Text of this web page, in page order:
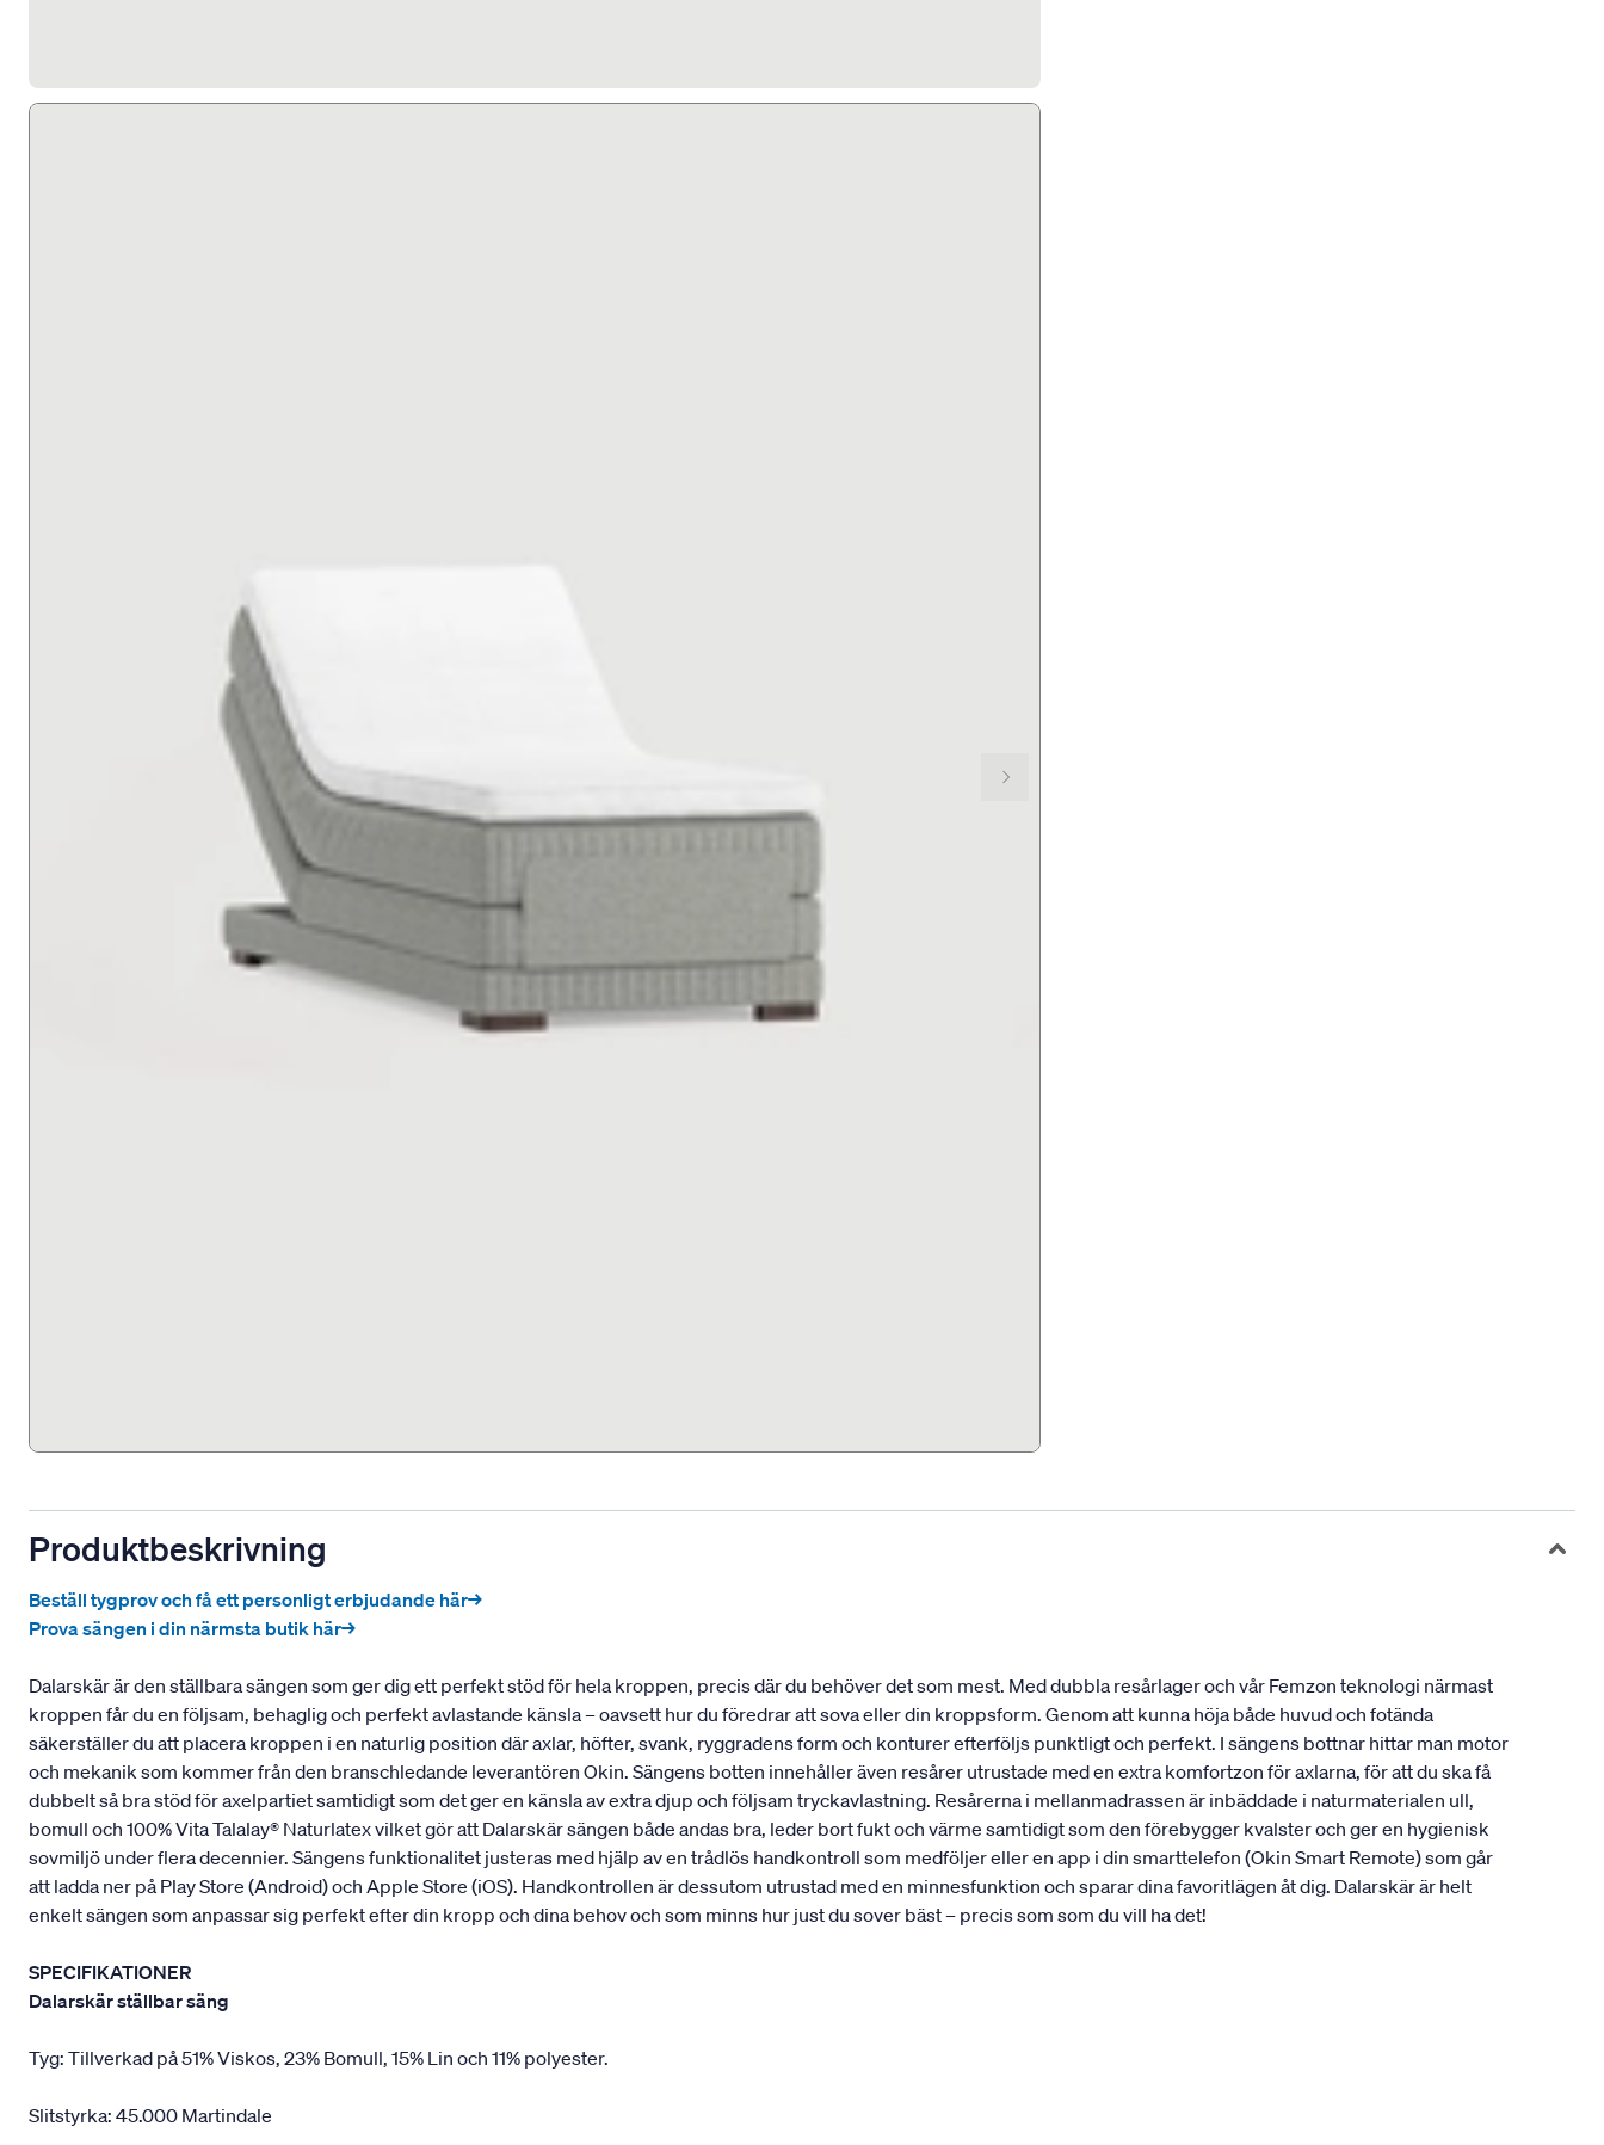
Produktbeskrivning
Beställ tygprov och få ett personligt erbjudande här→
Prova sängen i din närmsta butik här→
Dalarskär är den ställbara sängen som ger dig ett perfekt stöd för hela kroppen, precis där du behöver det som mest. Med dubbla resårlager och vår Femzon teknologi närmast
kroppen får du en följsam, behaglig och perfekt avlastande känsla – oavsett hur du föredrar att sova eller din kroppsform. Genom att kunna höja både huvud och fotända
säkerställer du att placera kroppen i en naturlig position där axlar, höfter, svank, ryggradens form och konturer efterföljs punktligt och perfekt. I sängens bottnar hittar man motor
och mekanik som kommer från den branschledande leverantören Okin. Sängens botten innehåller även resårer utrustade med en extra komfortzon för axlarna, för att du ska få
dubbelt så bra stöd för axelpartiet samtidigt som det ger en känsla av extra djup och följsam tryckavlastning. Resårerna i mellanmadrassen är inbäddade i naturmaterialen ull,
bomull och 100% Vita Talalay® Naturlatex vilket gör att Dalarskär sängen både andas bra, leder bort fukt och värme samtidigt som den förebygger kvalster och ger en hygienisk
sovmiljö under flera decennier. Sängens funktionalitet justeras med hjälp av en trådlös handkontroll som medföljer eller en app i din smarttelefon (Okin Smart Remote) som går
att ladda ner på Play Store (Android) och Apple Store (iOS). Handkontrollen är dessutom utrustad med en minnesfunktion och sparar dina favoritlägen åt dig. Dalarskär är helt
enkelt sängen som anpassar sig perfekt efter din kropp och dina behov och som minns hur just du sover bäst – precis som som du vill ha det!
SPECIFIKATIONER
Dalarskär ställbar säng
Tyg: Tillverkad på 51% Viskos, 23% Bomull, 15% Lin och 11% polyester.
Slitstyrka: 45.000 Martindale